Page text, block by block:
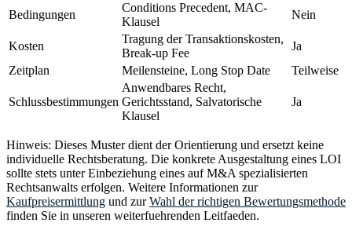
Bedingungen
Conditions Precedent, MAC-
Klausel
Nein
Kosten
Tragung der Transaktionskosten,
Break-up Fee
Ja
Zeitplan
Meilensteine, Long Stop Date Teilweise
Schlussbestimmungen
Anwendbares Recht,
Gerichtsstand, Salvatorische
Klausel
Ja
Hinweis: Dieses Muster dient der Orientierung und ersetzt keine
individuelle Rechtsberatung. Die konkrete Ausgestaltung eines LOI
sollte stets unter Einbeziehung eines auf M&A spezialisierten
Rechtsanwalts erfolgen. Weitere Informationen zur
Kaufpreisermittlung und zur Wahl der richtigen Bewertungsmethode
finden Sie in unseren weiterfuehrenden Leitfaeden.